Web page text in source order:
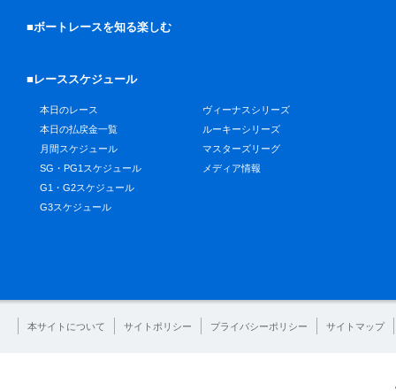
■ボートレースを知る楽しむ
■レーススケジュール
本日のレース
本日の払戻金一覧
月間スケジュール
SG・PG1スケジュール
G1・G2スケジュール
G3スケジュール
ヴィーナスシリーズ
ルーキーシリーズ
マスターズリーグ
メディア情報
本サイトについて サイトポリシー プライバシーポリシー サイトマップ